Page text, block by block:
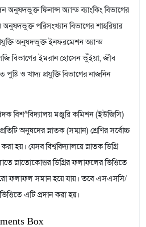
অনুষদভুক্ত ফিনান্স অ্যান্ড ব্যাংকিং বিভাগের
পরিসংখ্যান বিভাগের শাহরিয়ার
অনুষদভুক্ত ইনফরমেশন অ্যান্ড
বিভাগের ইমরান হোসেন ভুঁইয়া, জীব
ও খাদ্য প্রযুক্তি বিভাগের নাজনিন
বিশ^বিদ্যালয় মঞ্জুরি কমিশন (ইউজিসি)
অনুষদের স্নাতক (সম্মান) শ্রেণির সর্বোচ্চ
হয়। যেসব বিশ্ববিদ্যালয়ে স্নাতক ডিগ্রি
স্নাতোকোত্তর ডিগ্রির ফলাফলের ভিত্তিতে
ফলাফল সমান হয়ে যায়। তবে এসএসসি/
এটি প্রদান করা হয়।
Box